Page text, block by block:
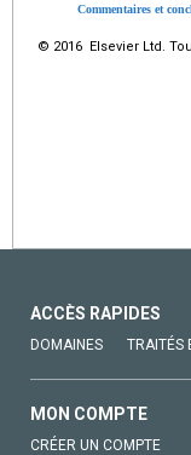
Commentaires et
© 2016 Elsevier Ltd.
ACCÈS RAPIDES
DOMAINES TRAITÉS
MON COMPTE
CRÉER UN COMPTE